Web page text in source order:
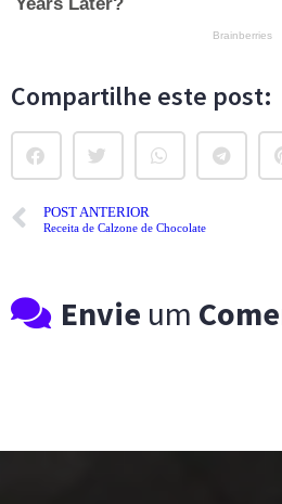
Compartilhe este post:
POST ANTERIOR
Receita de Calzone de Chocolate
Envie um